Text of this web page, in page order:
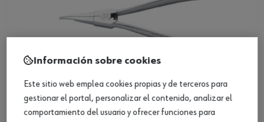
Información sobre cookies
Este sitio web emplea cookies propias y de terceros para
gestionar el portal, personalizar el contenido, analizar el
comportamiento del usuario y ofrecer funciones para